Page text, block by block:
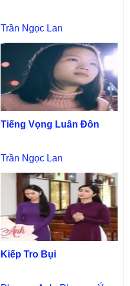
Trần Ngọc Lan
Tiếng Vọng Luân Đôn
Trần Ngọc Lan
Kiếp Tro Bụi